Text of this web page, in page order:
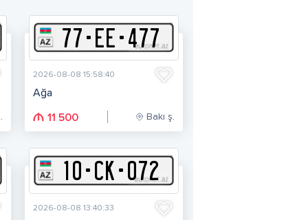
77-EE-477
2026-08-08 15:58:40
Ağa
11 500 Bakı ş.
10-CK-072
2026-08-08 13:40:33